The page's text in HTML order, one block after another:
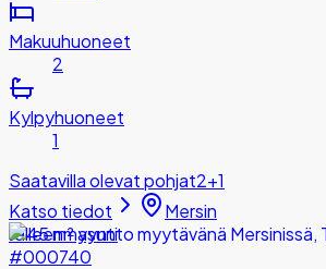
Makuuhuoneet
2
Kylpyhuoneet
1
Saatavilla olevat pohjat2+1
Katso tiedot
Mersin
Jälleenmyynti
#000740